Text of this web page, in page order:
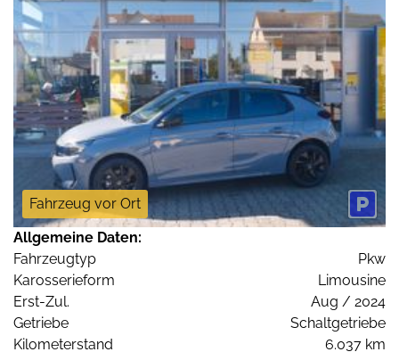
Fahrzeug vor Ort
Allgemeine Daten:
Fahrzeugtyp
Pkw
Karosserieform
Limousine
Erst-Zul.
Aug / 2024
Getriebe
Schaltgetriebe
Kilometerstand
6.037 km